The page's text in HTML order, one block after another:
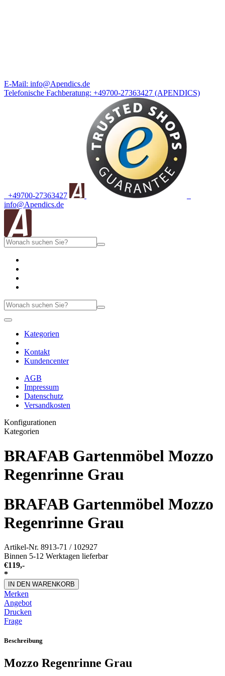
E-Mail: info@Apendics.de
Telefonische Fachberatung: +49700-27363427 (APENDICS)
+49700-27363427
info@Apendics.de
Kategorien
Kontakt
Kundencenter
AGB
Impressum
Datenschutz
Versandkosten
Konfigurationen
Kategorien
BRAFAB Gartenmöbel Mozzo
Regenrinne Grau
BRAFAB Gartenmöbel Mozzo
Regenrinne Grau
Artikel-Nr. 8913-71 / 102927
Binnen 5-12 Werktagen lieferbar
€119,-
*
IN DEN WARENKORB
Merken
Angebot
Drucken
Frage
Beschreibung
Mozzo Regenrinne Grau